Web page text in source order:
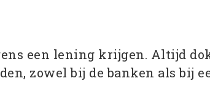
een lening krijgen. Altijd
zowel bij de banken als bij